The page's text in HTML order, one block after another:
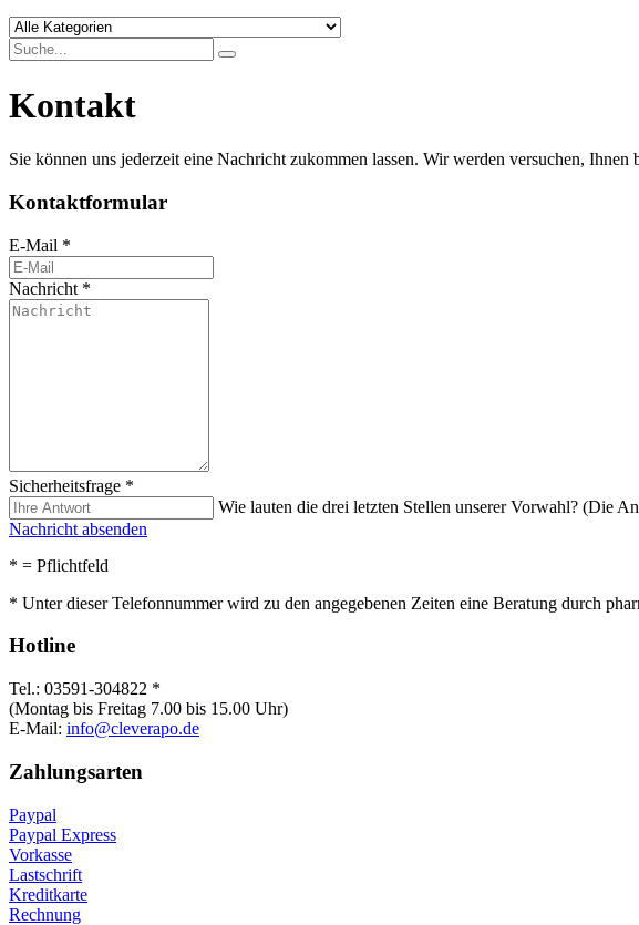
Kontakt
Sie können uns jederzeit eine Nachricht zukommen lassen. Wir werden versuchen, Ihnen
Kontaktformular
E-Mail *
Nachricht *
Sicherheitsfrage *
Wie lauten die drei letzten Stellen unserer Vorwahl? (Die
Nachricht absenden
* = Pflichtfeld
* Unter dieser Telefonnummer wird zu den angegebenen Zeiten eine Beratung durch
Hotline
Tel.: 03591-304822 *
(Montag bis Freitag 7.00 bis 15.00 Uhr)
E-Mail: info@cleverapo.de
Zahlungsarten
Paypal
Paypal Express
Vorkasse
Lastschrift
Kreditkarte
Rechnung